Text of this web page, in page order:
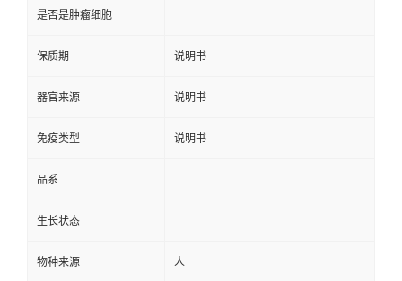
是否是肿瘤细胞
保质期 说明书
器官来源 说明书
免疫类型 说明书
品系
生长状态
物种来源 人